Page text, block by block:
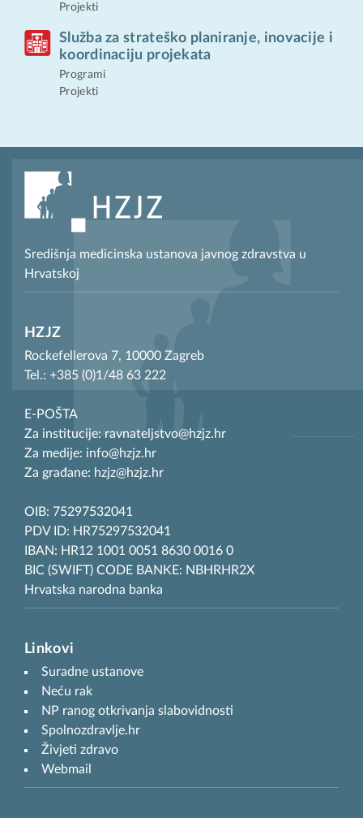
Projekti
Služba za strateško planiranje, inovacije i
koordinaciju projekata
Programi
Projekti
Središnja medicinska ustanova javnog zdravstva u
Hrvatskoj
HZJZ
Rockefellerova 7, 10000 Zagreb
Tel.: +385 (0)1/48 63 222
E-POŠTA
Za institucije: ravnateljstvo@hzjz.hr
Za medije: info@hzjz.hr
Za građane: hzjz@hzjz.hr
OIB: 75297532041
PDV ID: HR75297532041
IBAN: HR12 1001 0051 8630 0016 0
BIC (SWIFT) CODE BANKE: NBHRHR2X
Hrvatska narodna banka
Linkovi
Suradne ustanove
Neću rak
NP ranog otkrivanja slabovidnosti
Spolnozdravlje.hr
Živjeti zdravo
Webmail